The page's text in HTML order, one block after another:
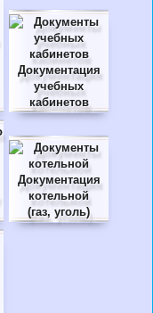
Документация
учебных
кабинетов
Документация
котельной
(газ, уголь)